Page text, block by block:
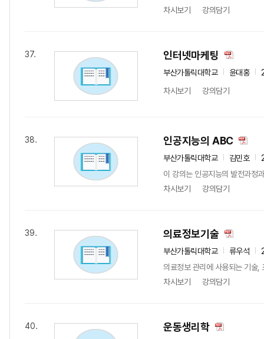
차시보기
강의담기
37. 인터넷마케팅
부산가톨릭대학교 윤대홍
차시보기
강의담기
38. 인공지능의 ABC
부산가톨릭대학교 김민호
이 강의는 인공지능의 발전과정
차시보기
강의담기
39. 의료정보기술
부산가톨릭대학교 류우석
의료정보 관리에 사용되는 기술,
차시보기
강의담기
40. 운동생리학